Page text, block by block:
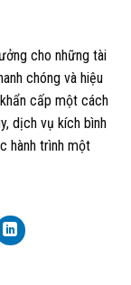
cho những tài
chóng và hiệu
cấp một cách
dịch vụ kích bình
hành trình một